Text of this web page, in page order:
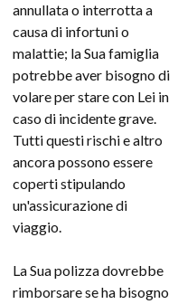
annullata o interrotta a
causa di infortuni o
malattie; la Sua famiglia
potrebbe aver bisogno di
volare per stare con Lei in
caso di incidente grave.
Tutti questi rischi e altro
ancora possono essere
coperti stipulando
un'assicurazione di
viaggio.
La Sua polizza dovrebbe
rimborsare se ha bisogno